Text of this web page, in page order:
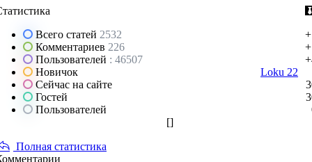
Всего статей 2532
Комментариев 226
Пользователей : 46507
Новичок
Loku 22
Сейчас на сайте
Гостей
Пользователей
[]
Полная статистика